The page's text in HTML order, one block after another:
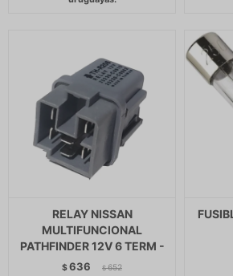
RELAY NISSAN
MULTIFUNCIONAL
PATHFINDER 12V 6 TERM -
$636 $ 652